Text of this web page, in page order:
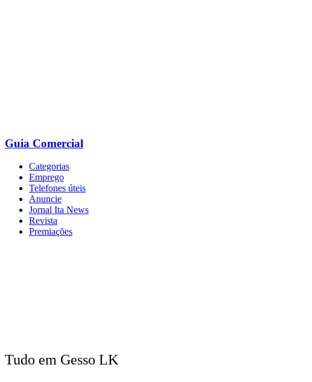
Guia Comercial
Categorias
Emprego
Telefones úteis
Anuncie
Jornal Ita News
Revista
Premiações
Tudo em Gesso LK